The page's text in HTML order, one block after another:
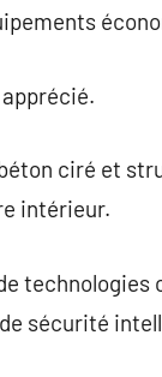
ciré et
intérieur.
sécurité